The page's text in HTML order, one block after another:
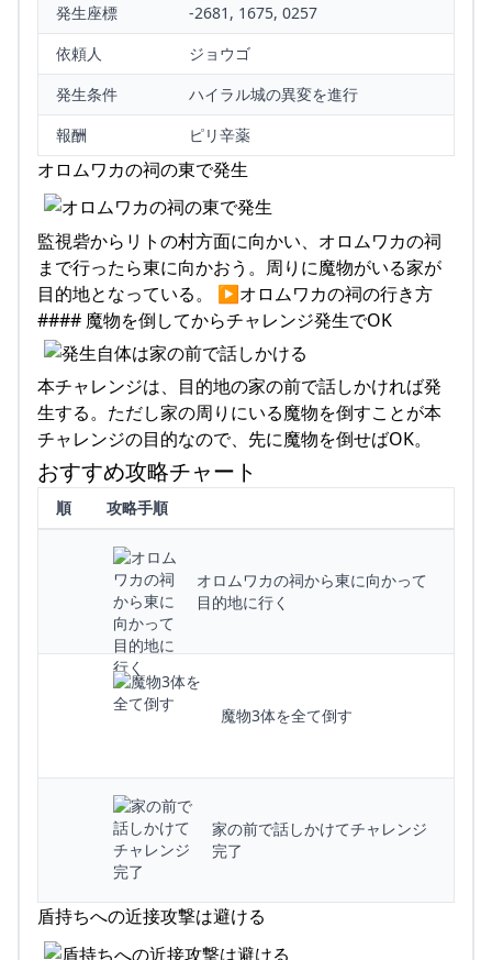
発生座標
-2681, 1675, 0257
依頼人
ジョウゴ
発生条件
ハイラル城の異変を進行
報酬
ピリ辛薬
オロムワカの祠の東で発生
監視砦からリトの村方面に向かい、オロムワカの祠
まで行ったら東に向かおう。周りに魔物がいる家が
目的地となっている。 ▶オロムワカの祠の行き方
#### 魔物を倒してからチャレンジ発生でOK
本チャレンジは、目的地の家の前で話しかければ発
生する。ただし家の周りにいる魔物を倒すことが本
チャレンジの目的なので、先に魔物を倒せばOK。
おすすめ攻略チャート
順 攻略手順
オロムワカの祠から東に向かって
目的地に行く
魔物3体を全て倒す
家の前で話しかけてチャレンジ
完了
盾持ちへの近接攻撃は避ける